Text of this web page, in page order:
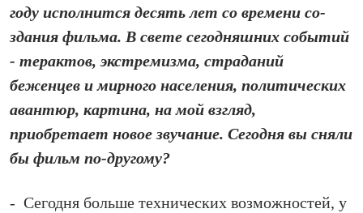
году исполнится десять лет со времени со­
здания фильма. В свете сегодняшних событий
- терактов, экстремизма, страданий
беженцев и мирного населения, политических
авантюр, картина, на мой взгляд,
приобретает новое звучание. Сегодня вы сняли
бы фильм по‑другому?
- Се­го­дня больше технических возможностей, у